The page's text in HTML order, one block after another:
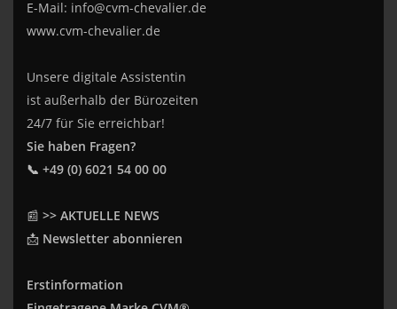
E-Mail: info@cvm-chevalier.de
www.cvm-chevalier.de
Unsere digitale Assistentin
ist außerhalb der Bürozeiten
24/7 für Sie erreichbar!
Sie haben Fragen?
📞 +49 (0) 6021 54 00 00
📰 >> AKTUELLE NEWS
📩 Newsletter abonnieren
Erstinformation